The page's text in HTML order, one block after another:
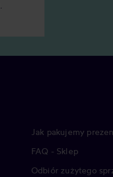
Jak pakujemy
FAQ - Sklep
Odbiór zużytego